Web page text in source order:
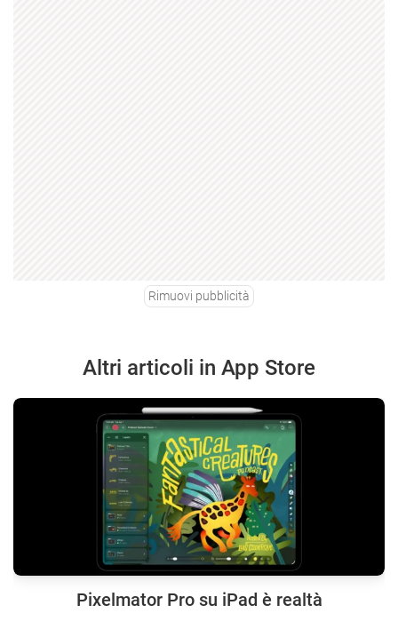
Rimuovi pubblicità
Altri articoli in App Store
Pixelmator Pro su iPad è realtà